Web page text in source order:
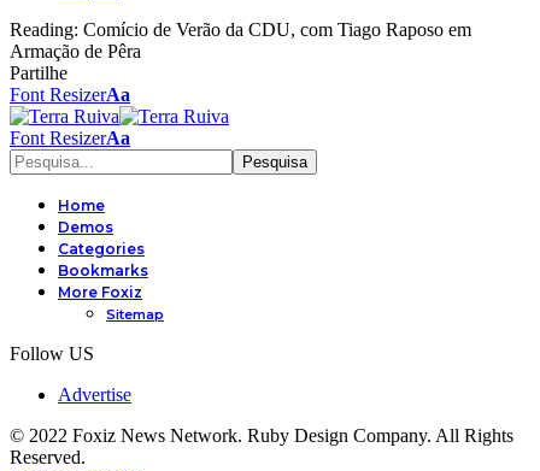
Reading: Comício de Verão da CDU, com Tiago Raposo em
Armação de Pêra
Partilhe
Font ResizerAa
Font ResizerAa
Home
Demos
Categories
Bookmarks
More Foxiz
Sitemap
Follow US
Advertise
© 2022 Foxiz News Network. Ruby Design Company. All Rights
Reserved.